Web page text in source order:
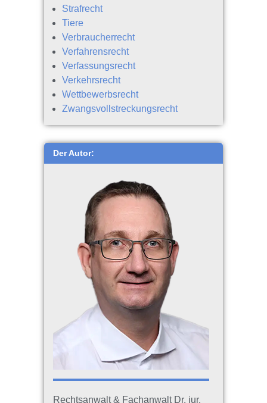
Strafrecht
Tiere
Verbraucherrecht
Verfahrensrecht
Verfassungsrecht
Verkehrsrecht
Wettbewerbsrecht
Zwangsvollstreckungsrecht
Der Autor:
Rechtsanwalt & Fachanwalt Dr. jur.